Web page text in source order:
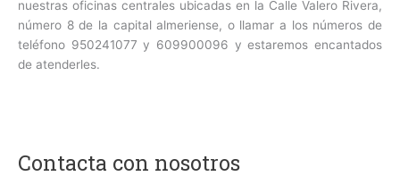
nuestras oficinas centrales ubicadas en la Calle Valero Rivera,
número 8 de la capital almeriense, o llamar a los números de
teléfono 950241077 y 609900096 y estaremos encantados
de atenderles.
Contacta con nosotros